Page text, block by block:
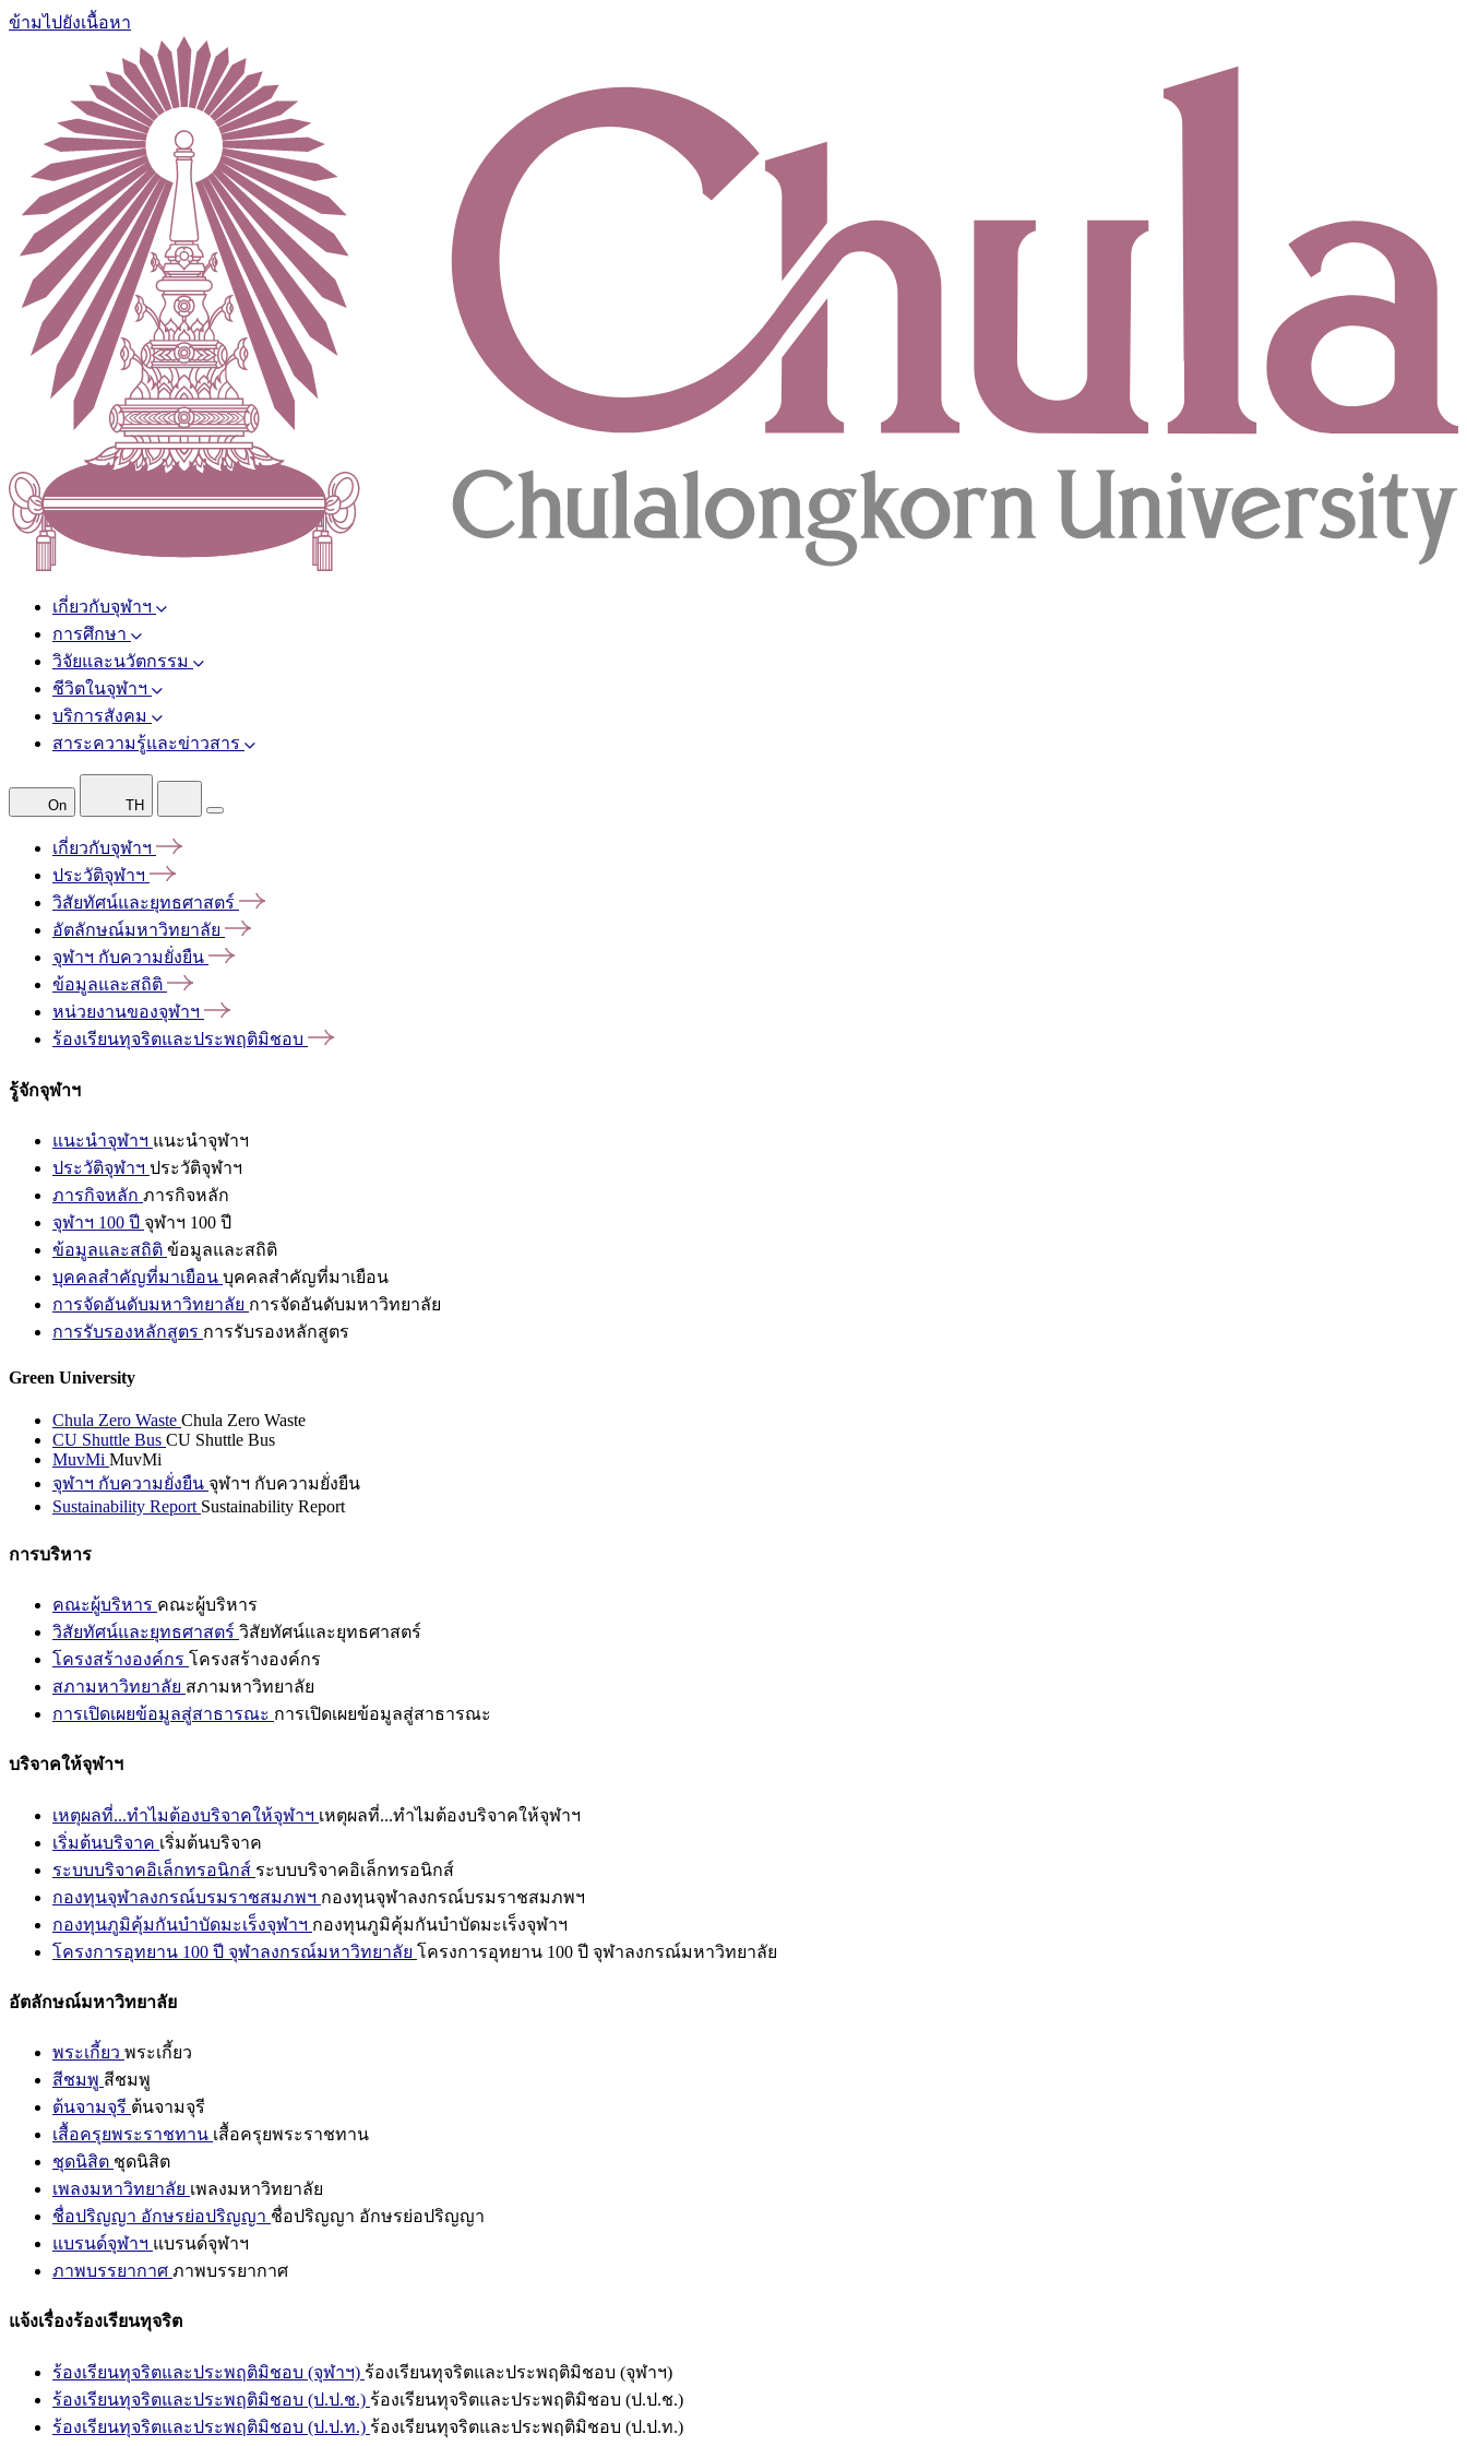
ข้ามไปยังเนื้อหา
เกี่ยวกับจุฬาฯ
การศึกษา
วิจัยและนวัตกรรม
ชีวิตในจุฬาฯ
บริการสังคม
สาระความรู้และข่าวสาร
On TH
เกี่ยวกับจุฬาฯ
ประวัติจุฬาฯ
วิสัยทัศน์และยุทธศาสตร์
อัตลักษณ์มหาวิทยาลัย
จุฬาฯ กับความยั่งยืน
ข้อมูลและสถิติ
หน่วยงานของจุฬาฯ
ร้องเรียนทุจริตและประพฤติมิชอบ
รู้จักจุฬาฯ
แนะนำจุฬาฯ แนะนำจุฬาฯ
ประวัติจุฬาฯ ประวัติจุฬาฯ
ภารกิจหลัก ภารกิจหลัก
จุฬาฯ 100 ปี จุฬาฯ 100 ปี
ข้อมูลและสถิติ ข้อมูลและสถิติ
บุคคลสำคัญที่มาเยือน บุคคลสำคัญที่มาเยือน
การจัดอันดับมหาวิทยาลัย การจัดอันดับมหาวิทยาลัย
การรับรองหลักสูตร การรับรองหลักสูตร
Green University
Chula Zero Waste Chula Zero Waste
CU Shuttle Bus CU Shuttle Bus
MuvMi MuvMi
จุฬาฯ กับความยั่งยืน จุฬาฯ กับความยั่งยืน
Sustainability Report Sustainability Report
การบริหาร
คณะผู้บริหาร คณะผู้บริหาร
วิสัยทัศน์และยุทธศาสตร์ วิสัยทัศน์และยุทธศาสตร์
โครงสร้างองค์กร โครงสร้างองค์กร
สภามหาวิทยาลัย สภามหาวิทยาลัย
การเปิดเผยข้อมูลสู่สาธารณะ การเปิดเผยข้อมูลสู่สาธารณะ
บริจาคให้จุฬาฯ
เหตุผลที่...ทำไมต้องบริจาคให้จุฬาฯ เหตุผลที่...ทำไมต้องบริจาคให้จุฬาฯ
เริ่มต้นบริจาค เริ่มต้นบริจาค
ระบบบริจาคอิเล็กทรอนิกส์ ระบบบริจาคอิเล็กทรอนิกส์
กองทุนจุฬาลงกรณ์บรมราชสมภพฯ กองทุนจุฬาลงกรณ์บรมราชสมภพฯ
กองทุนภูมิคุ้มกันบำบัดมะเร็งจุฬาฯ กองทุนภูมิคุ้มกันบำบัดมะเร็งจุฬาฯ
โครงการอุทยาน 100 ปี จุฬาลงกรณ์มหาวิทยาลัย โครงการอุทยาน 100 ปี จุฬาลงกรณ์มหาวิทยาลัย
อัตลักษณ์มหาวิทยาลัย
พระเกี้ยว พระเกี้ยว
สีชมพู สีชมพู
ต้นจามจุรี ต้นจามจุรี
เสื้อครุยพระราชทาน เสื้อครุยพระราชทาน
ชุดนิสิต ชุดนิสิต
เพลงมหาวิทยาลัย เพลงมหาวิทยาลัย
ชื่อปริญญา อักษรย่อปริญญา ชื่อปริญญา อักษรย่อปริญญา
แบรนด์จุฬาฯ แบรนด์จุฬาฯ
ภาพบรรยากาศ ภาพบรรยากาศ
แจ้งเรื่องร้องเรียนทุจริต
ร้องเรียนทุจริตและประพฤติมิชอบ (จุฬาฯ) ร้องเรียนทุจริตและประพฤติมิชอบ (จุฬาฯ)
ร้องเรียนทุจริตและประพฤติมิชอบ (ป.ป.ช.) ร้องเรียนทุจริตและประพฤติมิชอบ (ป.ป.ช.)
ร้องเรียนทุจริตและประพฤติมิชอบ (ป.ป.ท.) ร้องเรียนทุจริตและประพฤติมิชอบ (ป.ป.ท.)